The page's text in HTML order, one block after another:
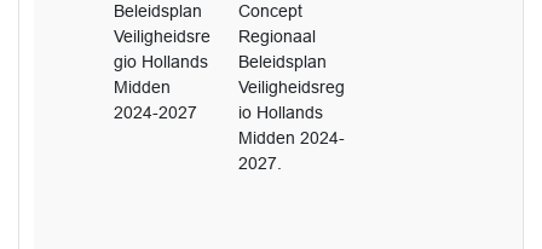
Beleidsplan
Veiligheidsre
gio Hollands
Midden
2024-2027
Concept
Regionaal
Beleidsplan
Veiligheidsreg
io Hollands
Midden 2024-
2027.